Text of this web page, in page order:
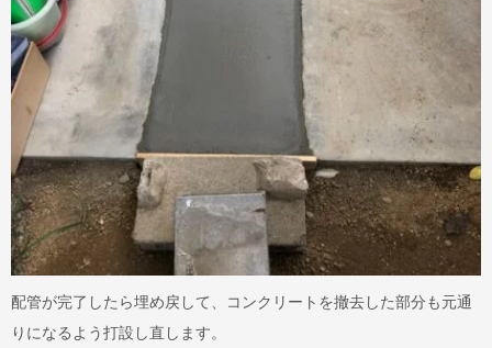
配管が完了したら埋め戻して、コンクリートを撤去した部分も元通
りになるよう打設し直します。